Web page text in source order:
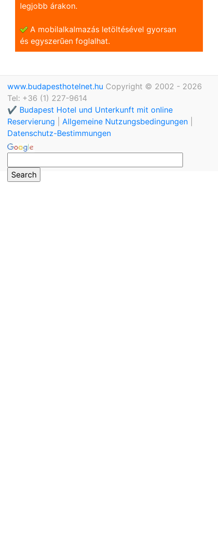
legjobb árakon.
A mobilalkalmazás letöltésével gyorsan
és egyszerũen foglalhat.
www.budapesthotelnet.hu Copyright © 2002 - 2026
Tel: +36 (1) 227-9614
✔️ Budapest Hotel und Unterkunft mit online
Reservierung
Allgemeine Nutzungsbedingungen
Datenschutz-Bestimmungen